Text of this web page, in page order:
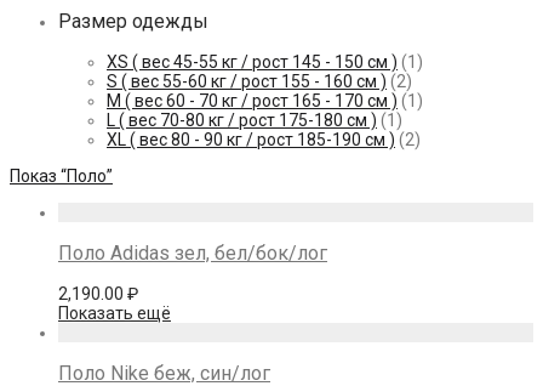
Размер одежды
XS ( вес 45-55 кг / рост 145 - 150 см ) (1)
S ( вес 55-60 кг / рост 155 - 160 см ) (2)
M ( вес 60 - 70 кг / рост 165 - 170 см ) (1)
L ( вес 70-80 кг / рост 175-180 см ) (1)
XL ( вес 80 - 90 кг / рост 185-190 см ) (2)
Показ “Поло”
Поло Adidas зел, бел/бок/лог
2,190.00 ₽
Показать ещё
Поло Nike беж, син/лог